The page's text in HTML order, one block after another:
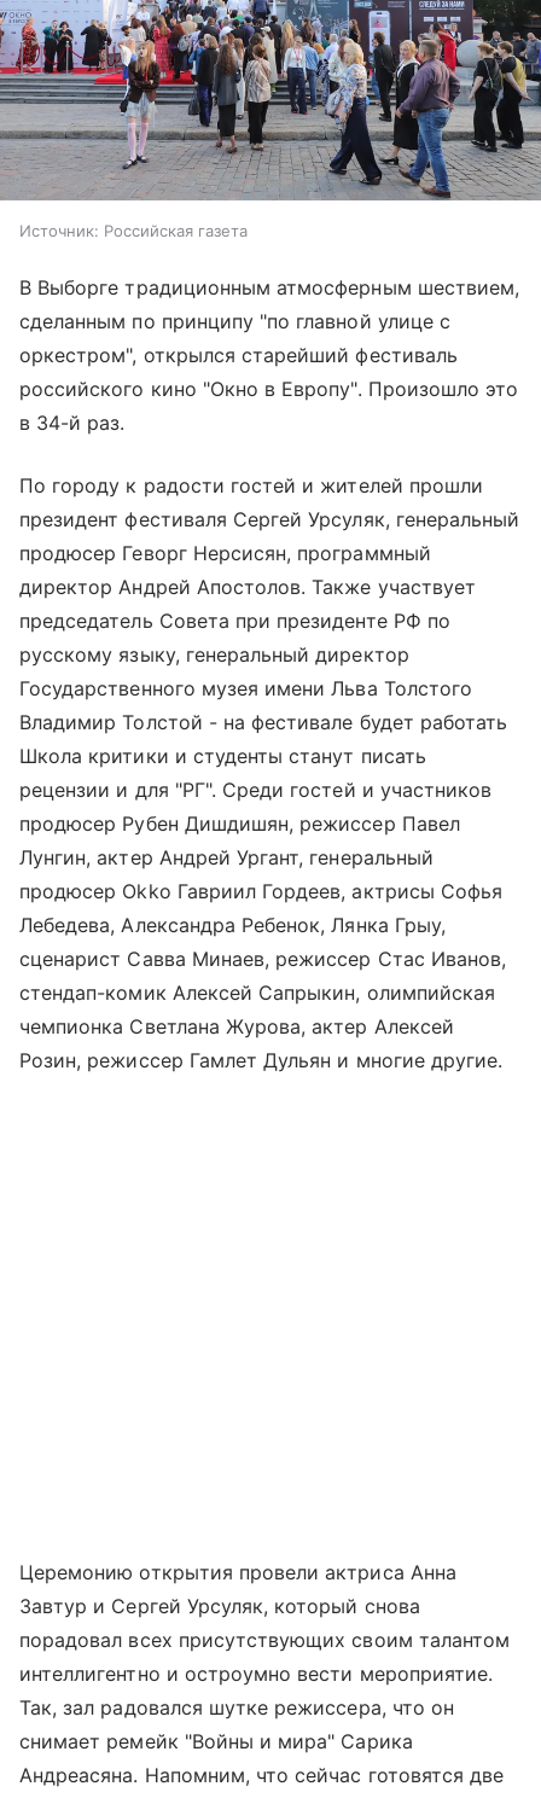
Источник: Российская газета
В Выборге традиционным атмосферным шествием,
сделанным по принципу "по главной улице с
оркестром", открылся старейший фестиваль
российского кино "Окно в Европу". Произошло это
в 34-й раз.
По городу к радости гостей и жителей прошли
президент фестиваля Сергей Урсуляк, генеральный
продюсер Геворг Нерсисян, программный
директор Андрей Апостолов. Также участвует
председатель Совета при президенте РФ по
русскому языку, генеральный директор
Государственного музея имени Льва Толстого
Владимир Толстой - на фестивале будет работать
Школа критики и студенты станут писать
рецензии и для "РГ". Среди гостей и участников
продюсер Рубен Дишдишян, режиссер Павел
Лунгин, актер Андрей Ургант, генеральный
продюсер Okko Гавриил Гордеев, актрисы Софья
Лебедева, Александра Ребенок, Лянка Грыу,
сценарист Савва Минаев, режиссер Стас Иванов,
стендап-комик Алексей Сапрыкин, олимпийская
чемпионка Светлана Журова, актер Алексей
Розин, режиссер Гамлет Дульян и многие другие.
Церемонию открытия провели актриса Анна
Завтур и Сергей Урсуляк, который снова
порадовал всех присутствующих своим талантом
интеллигентно и остроумно вести мероприятие.
Так, зал радовался шутке режиссера, что он
снимает ремейк "Войны и мира" Сарика
Андреасяна. Напомним, что сейчас готовятся две